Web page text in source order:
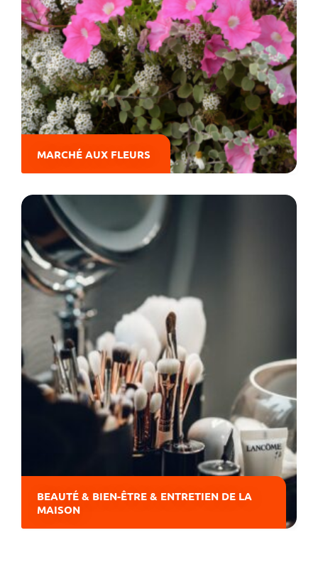
MARCHÉ AUX FLEURS
BEAUTÉ & BIEN-ÊTRE & ENTRETIEN DE LA
MAISON